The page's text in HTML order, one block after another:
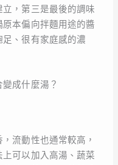
，第三是最後的調味
本偏向拌麵用途的醬
、很有家庭感的濃
成什麼湯？
流動性也通常較高，
可以加入高湯、蔬菜